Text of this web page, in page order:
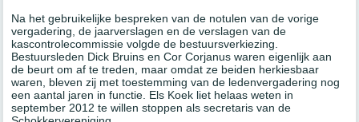
Na het gebruikelijke bespreken van de notulen van de vorige
vergadering, de jaarverslagen en de verslagen van de
kascontrolecommissie volgde de bestuursverkiezing.
Bestuursleden Dick Bruins en Cor Corjanus waren eigenlijk aan
de beurt om af te treden, maar omdat ze beiden herkiesbaar
waren, bleven zij met toestemming van de ledenvergadering nog
een aantal jaren in functie. Els Koek liet helaas weten in
september 2012 te willen stoppen als secretaris van de